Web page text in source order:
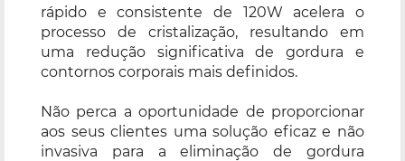
rápido e consistente de 120W acelera o
processo de cristalização, resultando em
uma redução significativa de gordura e
contornos corporais mais definidos.
Não perca a oportunidade de proporcionar
aos seus clientes uma solução eficaz e não
invasiva para a eliminação de gordura